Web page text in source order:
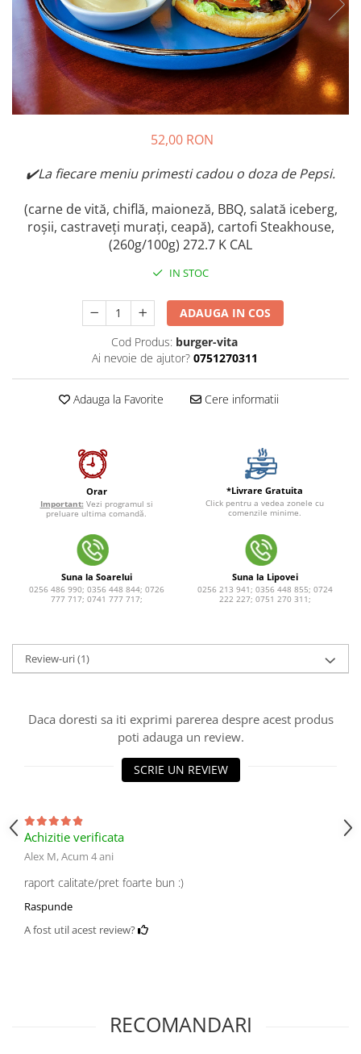
Garnituri
Salate
Sosuri
Desert
52,00 RON
✔️La fiecare meniu primesti cadou o doza de Pepsi.
(carne de vită, chiflă, maioneză, BBQ, salată iceberg,
roșii, castraveți murați, ceapă), cartofi Steakhouse,
(260g/100g) 272.7 K CAL
IN STOC
ADAUGA IN COS
Cod Produs: burger-vita
Ai nevoie de ajutor? 0751270311
Adauga la Favorite Cere informatii
Orar
Important: Vezi programul si
preluare ultima comandă.
*Livrare Gratuita
Click pentru a vedea zonele cu
comenzile minime.
Suna la Soarelui
0256 486 990; 0356 448 844; 0726
777 717; 0741 777 717;
Suna la Lipovei
0256 213 941; 0356 448 855; 0724
222 227; 0751 270 311;
Review-uri(1)
Daca doresti sa iti exprimi parerea despre acest produs
poti adauga un review.
SCRIE UN REVIEW
Achizitie verificata
Alex M,Acum 4 ani
raport calitate/pret foarte bun :)
Raspunde
A fost util acest review?
RECOMANDARI